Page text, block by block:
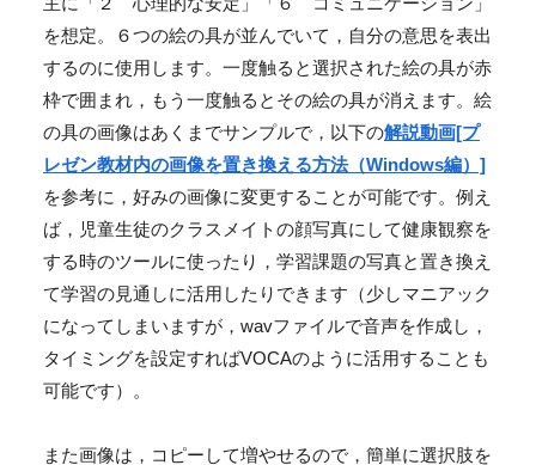
を想定。６つの絵の具が並んでいて，自分の意思を表出
するのに使用します。一度触ると選択された絵の具が赤
枠で囲まれ，もう一度触るとその絵の具が消えます。絵
の具の画像はあくまでサンプルで，以下の解説動画[プ
レゼン教材内の画像を置き換える方法（Windows編）]
を参考に，好みの画像に変更することが可能です。例え
ば，児童生徒のクラスメイトの顔写真にして健康観察を
する時のツールに使ったり，学習課題の写真と置き換え
て学習の見通しに活用したりできます（少しマニアック
になってしまいますが，wavファイルで音声を作成し，
タイミングを設定すればVOCAのように活用することも
可能です）。
また画像は，コピーして増やせるので，簡単に選択肢を